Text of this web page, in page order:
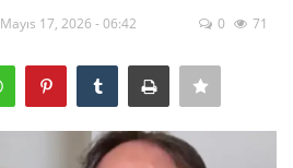
Mayıs 17, 2026 - 06:42 0 71